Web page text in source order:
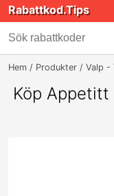
Rabattkod.Tips
Hem Produkter Valp -
Köp Appetitt